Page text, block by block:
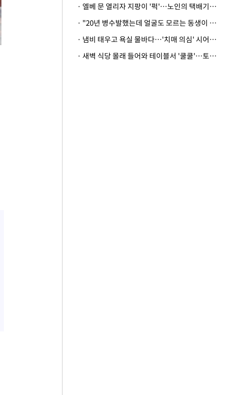
· 엘베 문 열리자 지팡이 '퍽'…노인의 택배기사 폭행 이유
· "20년 병수발했는데 얼굴도 모르는 동생이 유산 절반을"…배다른 형제 상속권 있을까
· 냄비 태우고 욕실 물바다…'치매 의심' 시어머니 검사 권유했다가 '날벼락'
· 새벽 식당 몰래 들어와 테이블서 '쿨쿨'…토사물 남기고 사라진 남성